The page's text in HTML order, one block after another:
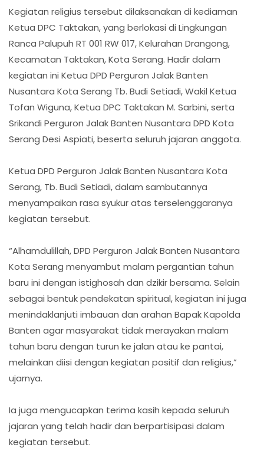
Kegiatan religius tersebut dilaksanakan di kediaman
Ketua DPC Taktakan, yang berlokasi di Lingkungan
Ranca Palupuh RT 001 RW 017, Kelurahan Drangong,
Kecamatan Taktakan, Kota Serang. Hadir dalam
kegiatan ini Ketua DPD Perguron Jalak Banten
Nusantara Kota Serang Tb. Budi Setiadi, Wakil Ketua
Tofan Wiguna, Ketua DPC Taktakan M. Sarbini, serta
Srikandi Perguron Jalak Banten Nusantara DPD Kota
Serang Desi Aspiati, beserta seluruh jajaran anggota.
Ketua DPD Perguron Jalak Banten Nusantara Kota
Serang, Tb. Budi Setiadi, dalam sambutannya
menyampaikan rasa syukur atas terselenggaranya
kegiatan tersebut.
“Alhamdulillah, DPD Perguron Jalak Banten Nusantara
Kota Serang menyambut malam pergantian tahun
baru ini dengan istighosah dan dzikir bersama. Selain
sebagai bentuk pendekatan spiritual, kegiatan ini juga
menindaklanjuti imbauan dan arahan Bapak Kapolda
Banten agar masyarakat tidak merayakan malam
tahun baru dengan turun ke jalan atau ke pantai,
melainkan diisi dengan kegiatan positif dan religius,”
ujarnya.
Ia juga mengucapkan terima kasih kepada seluruh
jajaran yang telah hadir dan berpartisipasi dalam
kegiatan tersebut.